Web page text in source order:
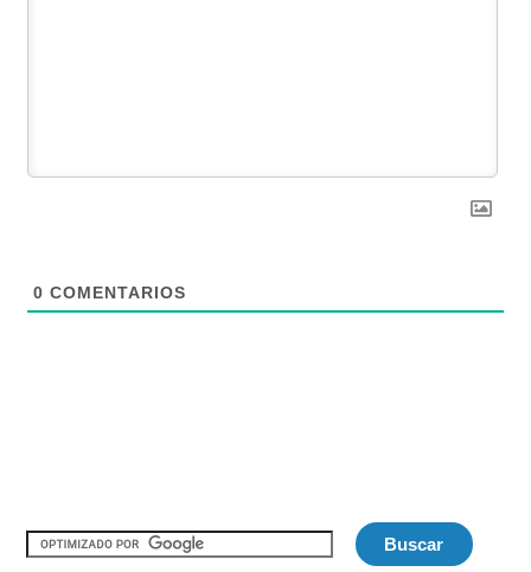
0 COMENTARIOS